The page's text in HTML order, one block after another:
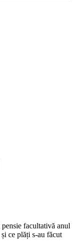
facultativă anul
ce plăți s-au făcut